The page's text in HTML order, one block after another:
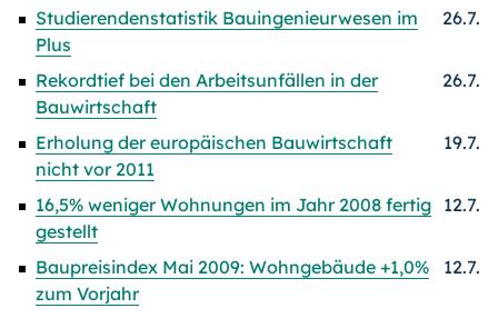
Studierendenstatistik Bauingenieurwesen im
Plus
26.7.
Rekordtief bei den Arbeitsunfällen in der
Bauwirtschaft
26.7.
Erholung der europäischen Bauwirtschaft
nicht vor 2011
19.7.
16,5% weniger Wohnungen im Jahr 2008 fertig
gestellt
12.7.
Baupreisindex Mai 2009: Wohngebäude +1,0%
zum Vorjahr
12.7.